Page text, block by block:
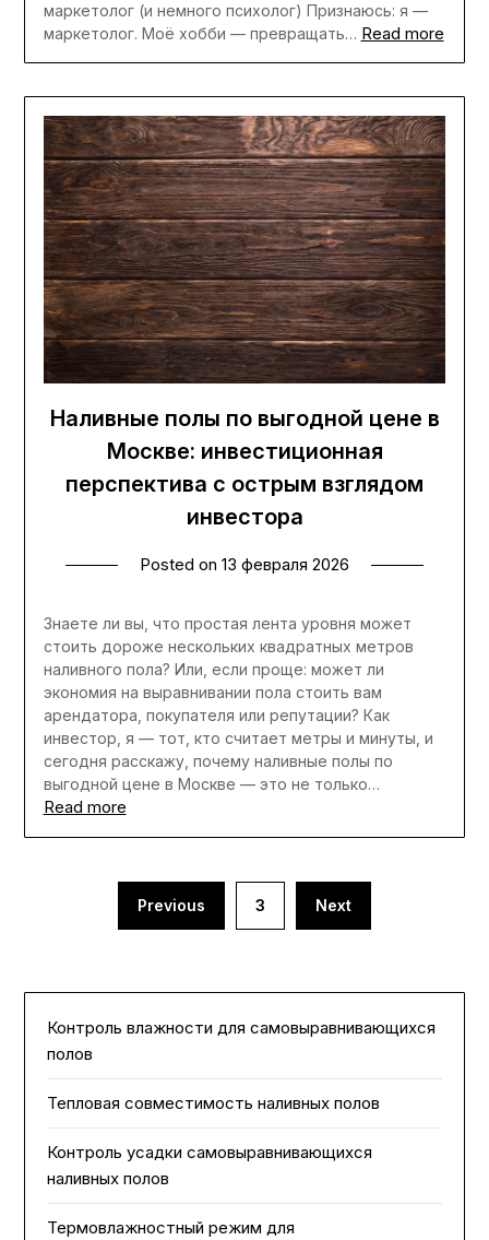
маркетолог (и немного психолог) Признаюсь: я —
маркетолог. Моё хобби — превращать… Read more
Наливные полы по выгодной цене в
Москве: инвестиционная
перспектива с острым взглядом
инвестора
Posted on 13 февраля 2026
Знаете ли вы, что простая лента уровня может
стоить дороже нескольких квадратных метров
наливного пола? Или, если проще: может ли
экономия на выравнивании пола стоить вам
арендатора, покупателя или репутации? Как
инвестор, я — тот, кто считает метры и минуты, и
сегодня расскажу, почему наливные полы по
выгодной цене в Москве — это не только…
Read more
Пагинация
записей
Previous 3 Next
Контроль влажности для самовыравнивающихся
полов
Тепловая совместимость наливных полов
Контроль усадки самовыравнивающихся
наливных полов
Термовлажностный режим для